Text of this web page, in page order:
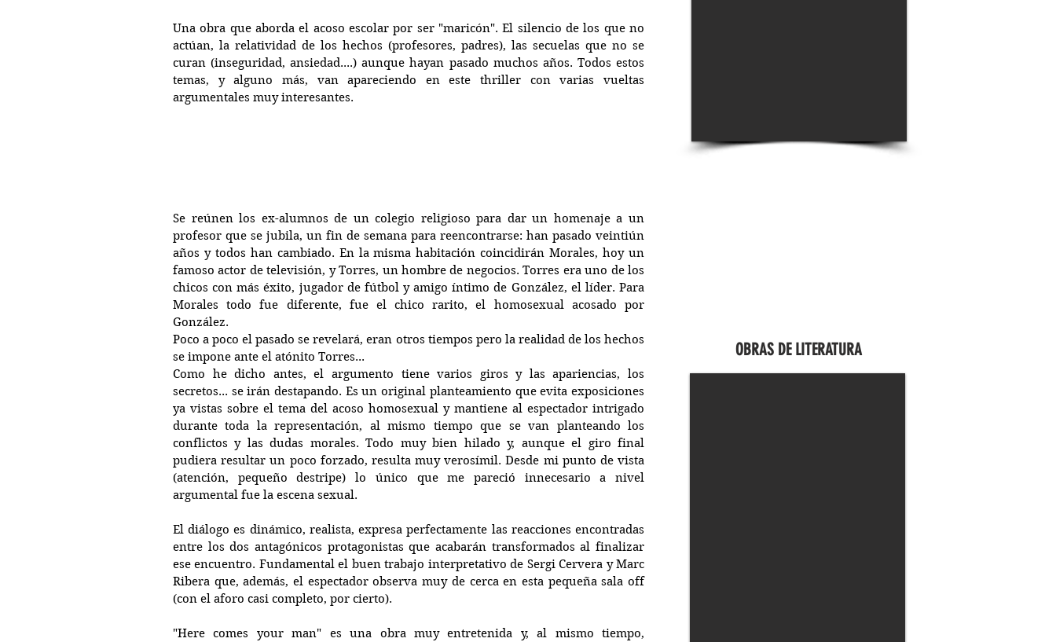
Una obra que aborda el acoso escolar por ser "maricón". El silencio de los que no
actúan, la relatividad de los hechos (profesores, padres), las secuelas que no se
curan (inseguridad, ansiedad....) aunque hayan pasado muchos años. Todos estos
temas, y alguno más, van apareciendo en este thriller con varias vueltas
argumentales muy interesantes.
Se reúnen los ex-alumnos de un colegio religioso para dar un homenaje a un
profesor que se jubila, un fin de semana para reencontrarse: han pasado veintiún
años y todos han cambiado. En la misma habitación coincidirán Morales, hoy un
famoso actor de televisión, y Torres, un hombre de negocios. Torres era uno de los
chicos con más éxito, jugador de fútbol y amigo íntimo de González, el líder. Para
Morales todo fue diferente, fue el chico rarito, el homosexual acosado por
González.
Poco a poco el pasado se revelará, eran otros tiempos pero la realidad de los hechos
se impone ante el atónito Torres...
Como he dicho antes, el argumento tiene varios giros y las apariencias, los
secretos... se irán destapando. Es un original planteamiento que evita exposiciones
ya vistas sobre el tema del acoso homosexual y mantiene al espectador intrigado
durante toda la representación, al mismo tiempo que se van planteando los
conflictos y las dudas morales. Todo muy bien hilado y, aunque el giro final
pudiera resultar un poco forzado, resulta muy verosímil. Desde mi punto de vista
(atención, pequeño destripe) lo único que me pareció innecesario a nivel
argumental fue la escena sexual.
El diálogo es dinámico, realista, expresa perfectamente las reacciones encontradas
entre los dos antagónicos protagonistas que acabarán transformados al finalizar
ese encuentro. Fundamental el buen trabajo interpretativo de Sergi Cervera y Marc
Ribera que, además, el espectador observa muy de cerca en esta pequeña sala off
(con el aforo casi completo, por cierto).
"Here comes your man" es una obra muy entretenida y, al mismo tiempo,
OBRAS DE LITERATURA